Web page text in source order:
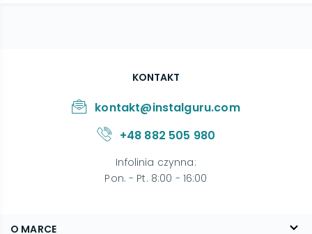
O MARCE
KONTAKT
kontakt@instalguru.com
+48 882 505 980
Infolinia czynna:
Pon. - Pt. 8:00 - 16:00